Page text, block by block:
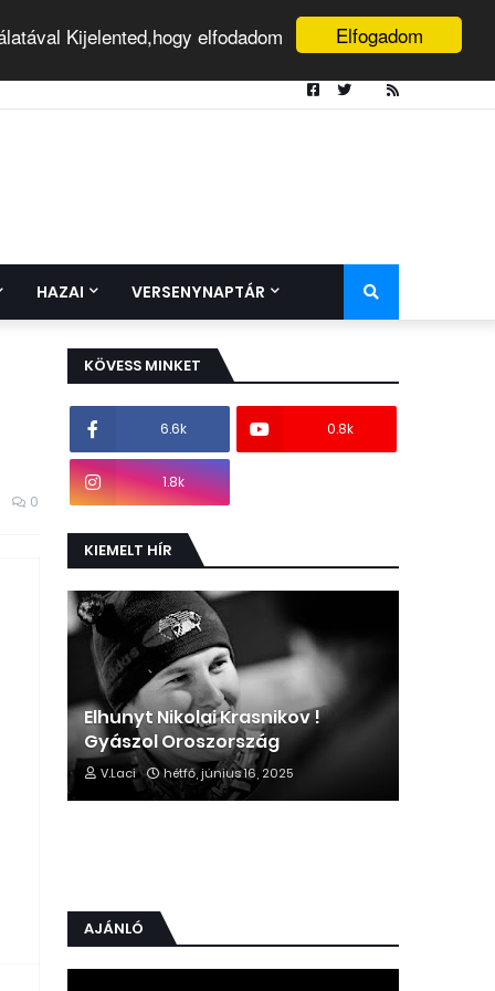
Elfogadom
Kijelented,hogy elfodadom
HAZAI VERSENYNAPTÁR
0
KÖVESS MINKET
6.6k 0.8k
1.8k
KIEMELT HÍR
Elhunyt Nikolai Krasnikov !
Gyászol Oroszország
V.Laci hétfő, június 16, 2025
AJÁNLÓ